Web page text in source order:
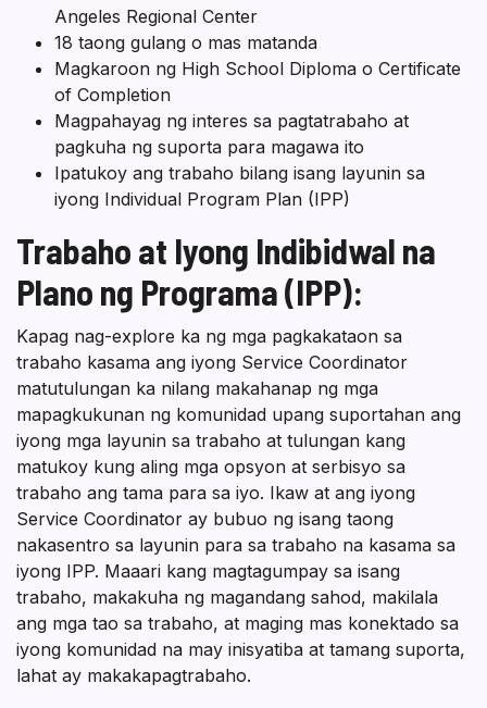
Angeles Regional Center
18 taong gulang o mas matanda
Magkaroon ng High School Diploma o Certificate
of Completion
Magpahayag ng interes sa pagtatrabaho at
pagkuha ng suporta para magawa ito
Ipatukoy ang trabaho bilang isang layunin sa
iyong Individual Program Plan (IPP)
Trabaho at Iyong Indibidwal na
Plano ng Programa (IPP):
Kapag nag-explore ka ng mga pagkakataon sa
trabaho kasama ang iyong Service Coordinator
matutulungan ka nilang makahanap ng mga
mapagkukunan ng komunidad upang suportahan ang
iyong mga layunin sa trabaho at tulungan kang
matukoy kung aling mga opsyon at serbisyo sa
trabaho ang tama para sa iyo. Ikaw at ang iyong
Service Coordinator ay bubuo ng isang taong
nakasentro sa layunin para sa trabaho na kasama sa
iyong IPP. Maaari kang magtagumpay sa isang
trabaho, makakuha ng magandang sahod, makilala
ang mga tao sa trabaho, at maging mas konektado sa
iyong komunidad na may inisyatiba at tamang suporta,
lahat ay makakapagtrabaho.